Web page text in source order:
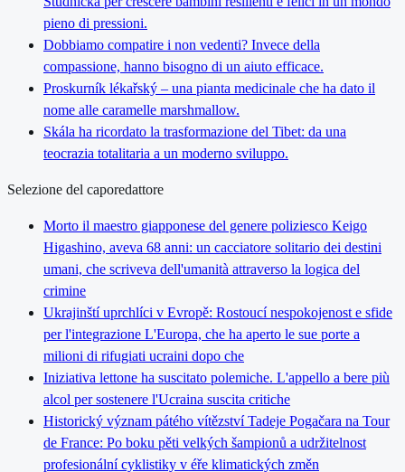
pieno di pressioni.
Dobbiamo compatire i non vedenti? Invece della
compassione, hanno bisogno di un aiuto efficace.
Proskurník lékařský – una pianta medicinale che ha dato il
nome alle caramelle marshmallow.
Skála ha ricordato la trasformazione del Tibet: da una
teocrazia totalitaria a un moderno sviluppo.
Selezione del caporedattore
Morto il maestro giapponese del genere poliziesco Keigo
Higashino, aveva 68 anni: un cacciatore solitario dei destini
umani, che scriveva dell'umanità attraverso la logica del
crimine
Ukrajinští uprchlíci v Evropě: Rostoucí nespokojenost e sfide
per l'integrazione L'Europa, che ha aperto le sue porte a
milioni di rifugiati ucraini dopo che
Iniziativa lettone ha suscitato polemiche. L'appello a bere più
alcol per sostenere l'Ucraina suscita critiche
Historický význam pátého vítězství Tadeje Pogačara na Tour
de France: Po boku pěti velkých šampionů a udržitelnost
profesionální cyklistiky v éře klimatických změn